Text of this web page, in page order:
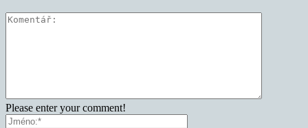
Please enter your comment!